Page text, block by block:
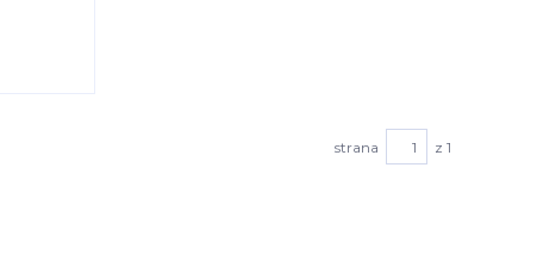
strana z 1